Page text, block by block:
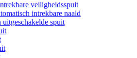
veiligheidsspuit
intrekbare naald
uitgeschakelde spuit